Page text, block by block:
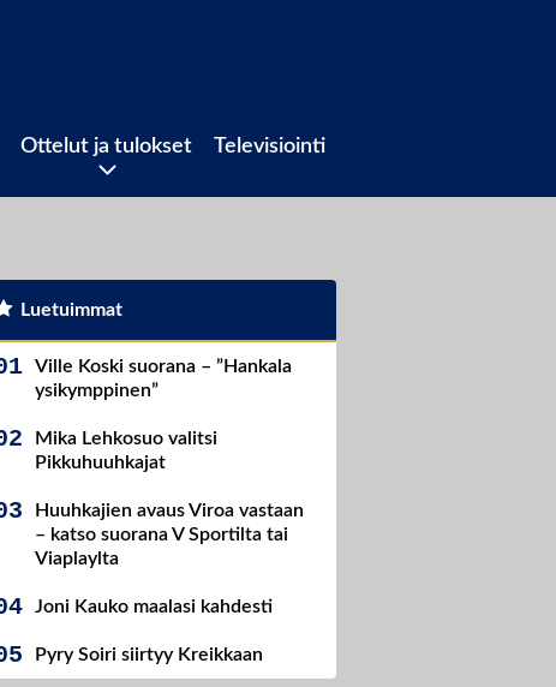
Ottelut ja tulokset Televisiointi
Luetuimmat
Ville Koski suorana – ”Hankala
ysikymppinen”
Mika Lehkosuo valitsi
Pikkuhuuhkajat
Huuhkajien avaus Viroa vastaan
– katso suorana V Sportilta tai
Viaplaylta
Joni Kauko maalasi kahdesti
Pyry Soiri siirtyy Kreikkaan